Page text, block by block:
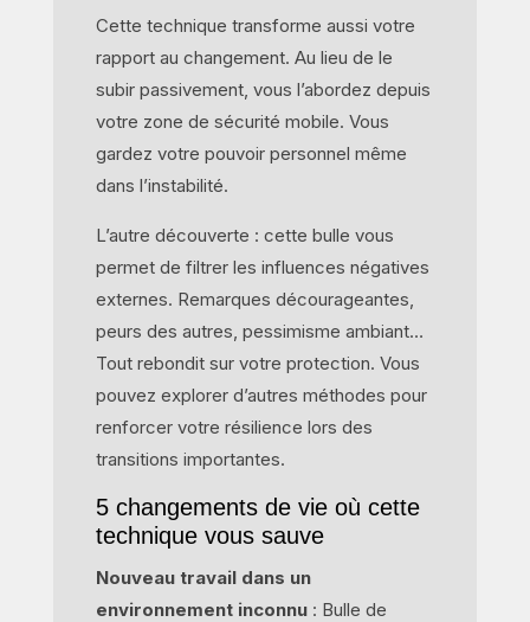
Cette technique transforme aussi votre
rapport au changement. Au lieu de le
subir passivement, vous l’abordez depuis
votre zone de sécurité mobile. Vous
gardez votre pouvoir personnel même
dans l’instabilité.
L’autre découverte : cette bulle vous
permet de filtrer les influences négatives
externes. Remarques décourageantes,
peurs des autres, pessimisme ambiant…
Tout rebondit sur votre protection. Vous
pouvez explorer d’autres méthodes pour
renforcer votre résilience lors des
transitions importantes.
5 changements de vie où cette
technique vous sauve
Nouveau travail dans un
environnement inconnu: Bulle de